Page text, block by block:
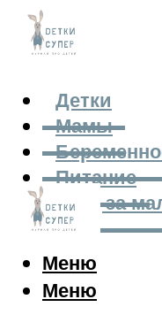
Детки
Мамы
Питание
Уход за
Меню
Меню